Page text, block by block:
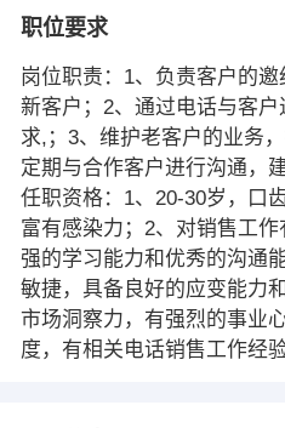
职位要求
岗位职责：1、负责客户的
新客户；2、通过电话与客
求,；3、维护老客户的业务
定期与合作客户进行沟通，
任职资格：1、20-30岁，口
富有感染力；2、对销售工
强的学习能力和优秀的沟通
敏捷，具备良好的应变能力
市场洞察力，有强烈的事业
度，有相关电话销售工作经